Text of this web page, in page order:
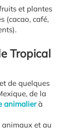
et plantes
(cacao, café,
Tropical
de quelques
de la
animalierà
animaux et au